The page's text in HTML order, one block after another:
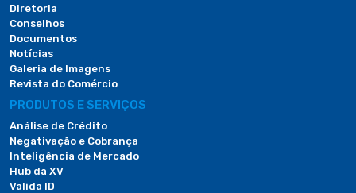
Diretoria
Conselhos
Documentos
Notícias
Galeria de Imagens
Revista do Comércio
PRODUTOS E SERVIÇOS
Análise de Crédito
Negativação e Cobrança
Inteligência de Mercado
Hub da XV
Valida ID